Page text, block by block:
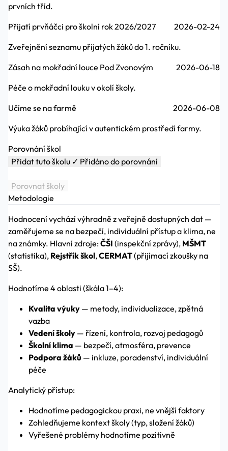
prvních tříd.
Přijatí prvňáčci pro školní rok 2026/2027
2026-02-24
Zveřejnění seznamu přijatých žáků do 1. ročníku.
Zásah na mokřadní louce Pod Zvonovým
2026-06-18
Péče o mokřadní louku v okolí školy.
Učíme se na farmě
2026-06-08
Výuka žáků probíhající v autentickém prostředí farmy.
Porovnání škol
Přidat tuto školu ✓ Přidáno do porovnání
Porovnat školy
Metodologie
Hodnocení vychází výhradně z veřejně dostupných dat —
zaměřujeme se na bezpečí, individuální přístup a klima, ne
na známky. Hlavní zdroje:ČŠI (inspekční zprávy), MŠMT
(statistika), Rejstřík škol,CERMAT(přijímací zkoušky na
SŠ).
Hodnotíme 4 oblasti (škála 1–4):
Kvalita výuky — metody, individualizace, zpětná
vazba
Vedení školy — řízení, kontrola, rozvoj pedagogů
Školní klima — bezpečí, atmosféra, prevence
Podpora žáků — inkluze, poradenství, individuální
péče
Analytický přístup:
Hodnotíme pedagogickou praxi, ne vnější faktory
Zohledňujeme kontext školy (typ, složení žáků)
Vyřešené problémy hodnotíme pozitivně